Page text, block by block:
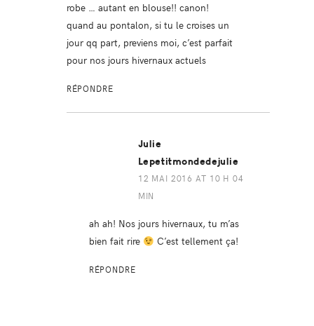
robe … autant en blouse!! canon!
quand au pontalon, si tu le croises un
jour qq part, previens moi, c’est parfait
pour nos jours hivernaux actuels
RÉPONDRE
Julie
Lepetitmondedejulie
12 MAI 2016 AT 10 H 04
MIN
ah ah! Nos jours hivernaux, tu m’as
bien fait rire
C’est tellement ça!
RÉPONDRE